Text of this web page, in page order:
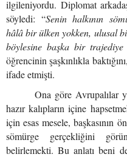
ilgileniyordu. Diplomat
söyledi: “Senin halkının
hâlâ bir ülken yokken, ulusal
böylesine başka bir trajediye
öğrencinin şaşkınlıkla
ifade etmişti.
Ona göre Avrupalılar
hazır kalıpların içine
için esas mesele, başkasının
sömürge gerçekliğini
belirlemekti. Bu anlatı beni